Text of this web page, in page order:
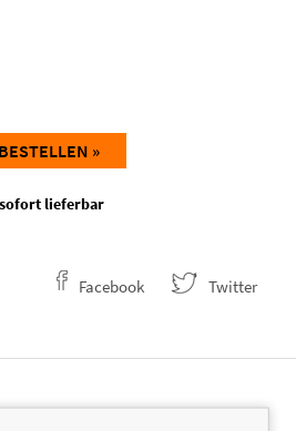
BESTELLEN »
sofort lieferbar
Facebook Twitter